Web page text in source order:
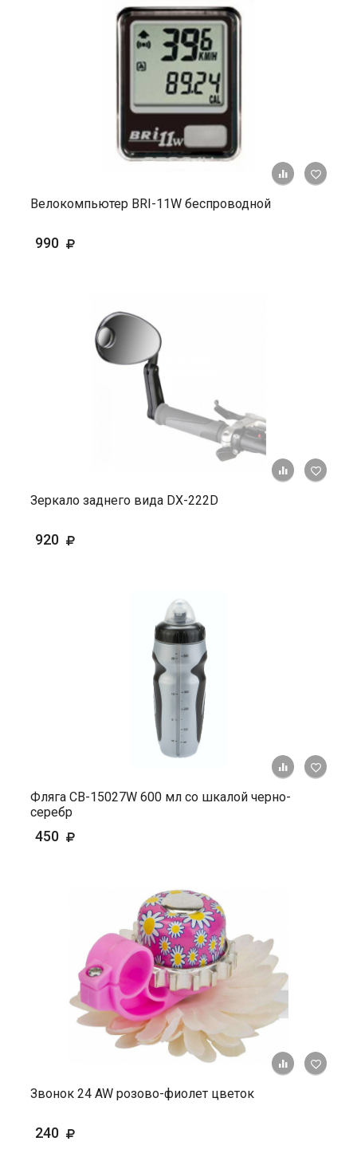
+ К
Велокомпьютер BRI-11W беспроводной
990
+ К
Зеркало заднего вида DX-222D
920
+ К
Фляга СВ-15027W 600 мл со шкалой черно-
серебр
450
+ К
Звонок 24 AW розово-фиолет цветок
240